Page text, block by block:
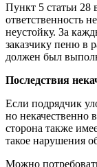
Пункт 5 статьи 28
ответственность
неустойку. За
заказчику пеню в
должен был
Последствия
Если подрядчик
но некачественно
сторона также
такое нарушения
Можно